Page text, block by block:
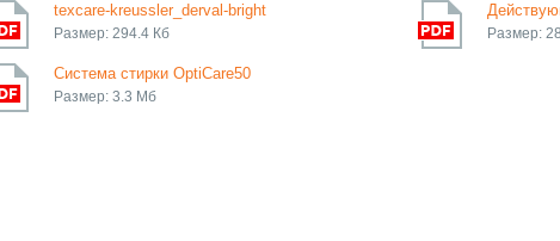
texcare-kreussler_derval-bright
Размер: 294.4 Кб Размер:
Система стирки OptiCare50
Размер: 3.3 Мб